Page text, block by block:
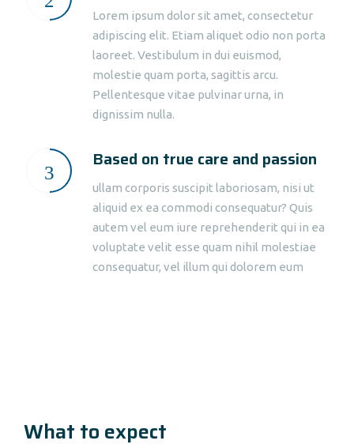
Lorem ipsum dolor sit amet, consectetur
adipiscing elit. Etiam aliquet odio non porta
laoreet. Vestibulum in dui euismod,
molestie quam porta, sagittis arcu.
Pellentesque vitae pulvinar urna, in
dignissim nulla.
Based on true care and passion
ullam corporis suscipit laboriosam, nisi ut
aliquid ex ea commodi consequatur? Quis
autem vel eum iure reprehenderit qui in ea
voluptate velit esse quam nihil molestiae
consequatur, vel illum qui dolorem eum
What to expect